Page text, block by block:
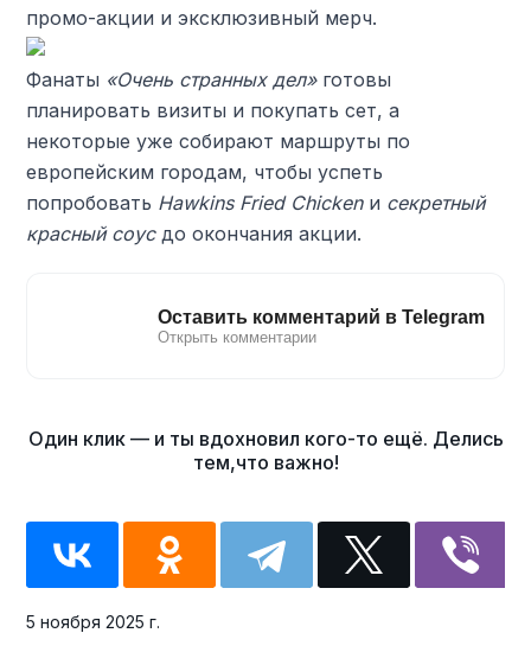
промо-акции и эксклюзивный мерч.
Фанаты «Очень странных дел»готовы
планировать визиты и покупать сет, а
некоторые уже собирают маршруты по
европейским городам, чтобы успеть
попробовать Hawkins Fried Chickenи секретный
красный соусдо окончания акции.
5 ноября 2025 г.